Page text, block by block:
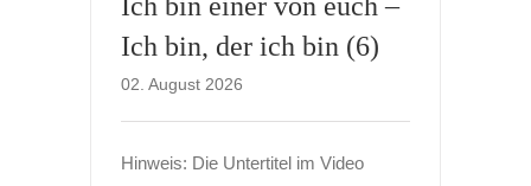
Ich bin, der ich bin (6)
02. August 2026
Hinweis: Die Untertitel im Video